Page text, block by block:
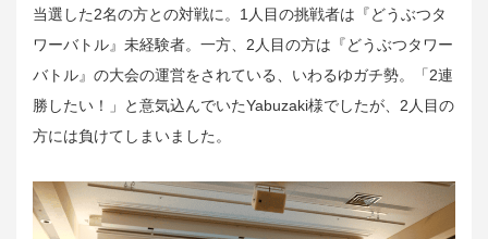
当選した2名の方との対戦に。1人目の挑戦者は『どうぶつタ
ワーバトル』未経験者。一方、2人目の方は『どうぶつタワー
バトル』の大会の運営をされている、いわるゆガチ勢。「2連
勝したい！」と意気込んでいたYabuzaki様でしたが、2人目の
方には負けてしまいました。